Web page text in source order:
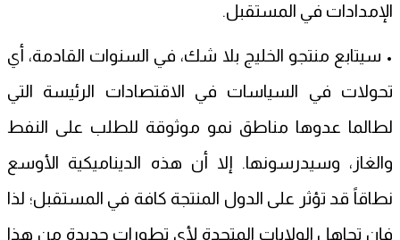
الإمدادات في المستقبل.
• سيتابع منتجو الخليج بلا شك، في السنوات القادمة، أي
تحولات في السياسات في الاقتصادات الرئيسة التي
لطالما عدوها مناطق نمو موثوقة للطلب على النفط
والغاز، وسيدرسونها. إلا أن هذه الديناميكية الأوسع
نطاقاً قد تؤثر على الدول المنتجة كافة في المستقبل؛ لذا
فإن تجاهل الولايات المتحدة لأي تطورات جديدة من هذا